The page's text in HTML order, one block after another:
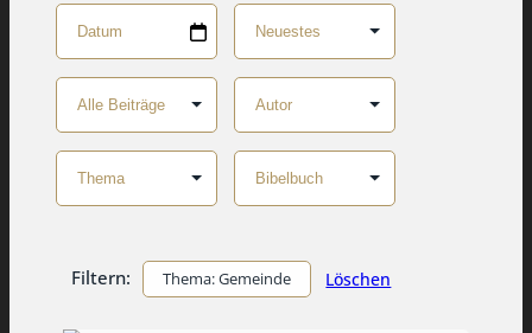
Filtern: Thema: Gemeinde Löschen